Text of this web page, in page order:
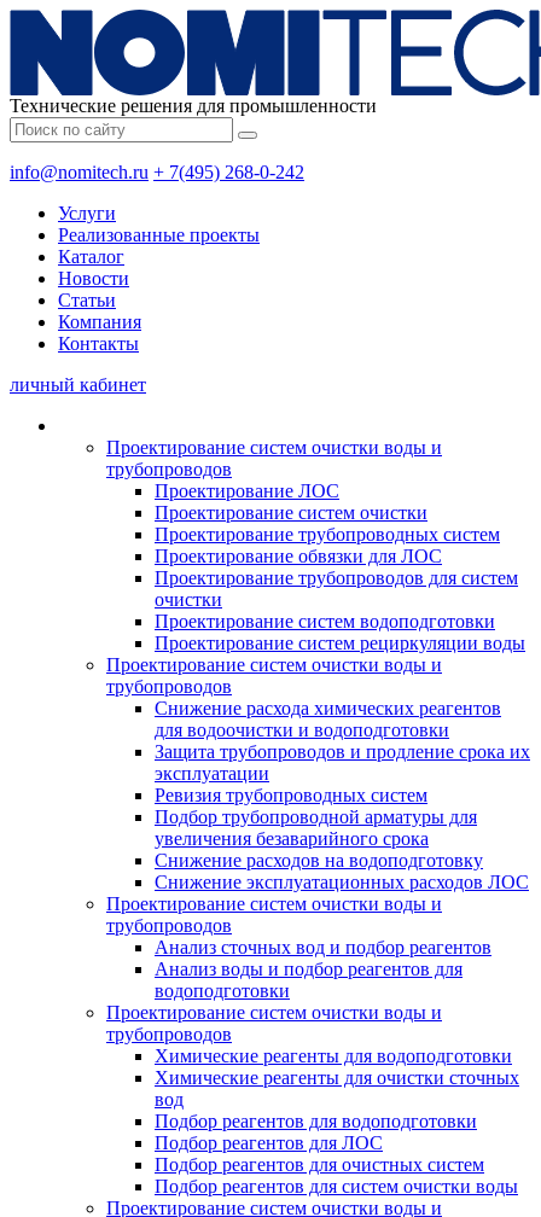
Технические решения для промышленности
info@nomitech.ru + 7(495) 268-0-242
Услуги
Реализованные проекты
Каталог
Новости
Статьи
Компания
Контакты
личный кабинет
Проектирование систем очистки воды и
трубопроводов
Проектирование ЛОС
Проектирование систем очистки
Проектирование трубопроводных систем
Проектирование обвязки для ЛОС
Проектирование трубопроводов для систем
очистки
Проектирование систем водоподготовки
Проектирование систем рециркуляции воды
Проектирование систем очистки воды и
трубопроводов
Снижение расхода химических реагентов
для водоочистки и водоподготовки
Защита трубопроводов и продление срока их
эксплуатации
Ревизия трубопроводных систем
Подбор трубопроводной арматуры для
увеличения безаварийного срока
Снижение расходов на водоподготовку
Снижение эксплуатационных расходов ЛОС
Проектирование систем очистки воды и
трубопроводов
Анализ сточных вод и подбор реагентов
Анализ воды и подбор реагентов для
водоподготовки
Проектирование систем очистки воды и
трубопроводов
Химические реагенты для водоподготовки
Химические реагенты для очистки сточных
вод
Подбор реагентов для водоподготовки
Подбор реагентов для ЛОС
Подбор реагентов для очистных систем
Подбор реагентов для систем очистки воды
Проектирование систем очистки воды и